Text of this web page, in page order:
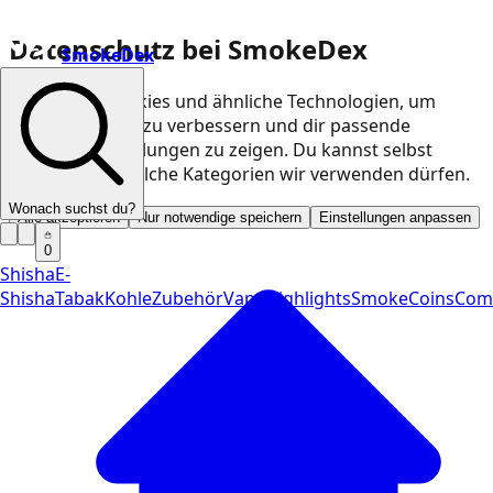
Datenschutz bei SmokeDex
Wir nutzen Cookies und ähnliche Technologien, um
unsere Website zu verbessern und dir passende
Produktempfehlungen zu zeigen. Du kannst selbst
entscheiden, welche Kategorien wir verwenden dürfen.
Alle akzeptieren Nur notwendige speichern Einstellungen anpassen
SmokeDex
Wonach suchst du?
0
ShishaE-
ShishaTabakKohleZubehörVapeHighlightsSmokeCoins